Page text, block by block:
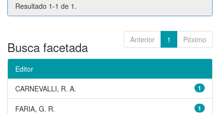
Resultado 1-1 de 1.
Anterior 1 Póximo
Busca facetada
Editor
1
CARNEVALLI, R. A.
1
FARIA, G. R.